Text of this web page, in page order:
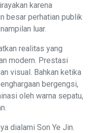
karena
besar perhatian publik
luar.
realitas yang
modern. Prestasi
visual. Bahkan ketika
bergengsi,
oleh warna sepatu,
dialami Son Ye Jin.